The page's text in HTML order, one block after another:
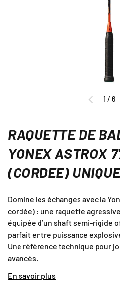
1 / de
6
RAQUETTE DE
YONEX ASTROX
(CORDEE) UNIQUE
Domine les échanges avec la
cordée) : une raquette
équipée d’un shaft semi-rigide
parfait entre puissance
Une référence technique pour
avancés.
En savoir plus